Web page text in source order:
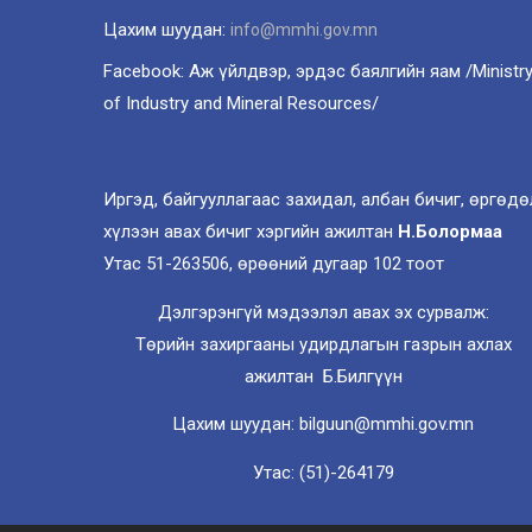
Цахим шуудан: info@mmhi.gov.mn
Facebook: Аж үйлдвэр, эрдэс баялгийн яам /Ministry
of Industry and Mineral Resources/
Иргэд, байгууллагаас захидал, албан бичиг,
хүлээн авах бичиг хэргийн ажилтан Н.Болормаа
Утас 51-263506, өрөөний дугаар 102 тоот
Дэлгэрэнгүй мэдээлэл авах эх сурвалж:
Төрийн захиргааны удирдлагын газрын ахлах
ажилтан Б.Билгүүн
Цахим шуудан: bilguun@mmhi.gov.mn
Утас: (51)-264179